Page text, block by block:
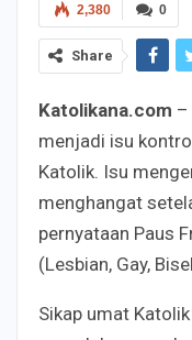
0
2,380
Share
Katolikana.com –
menjadi isu
Katolik. Isu
menghangat
pernyataan Paus
(Lesbian, Gay,
Sikap umat